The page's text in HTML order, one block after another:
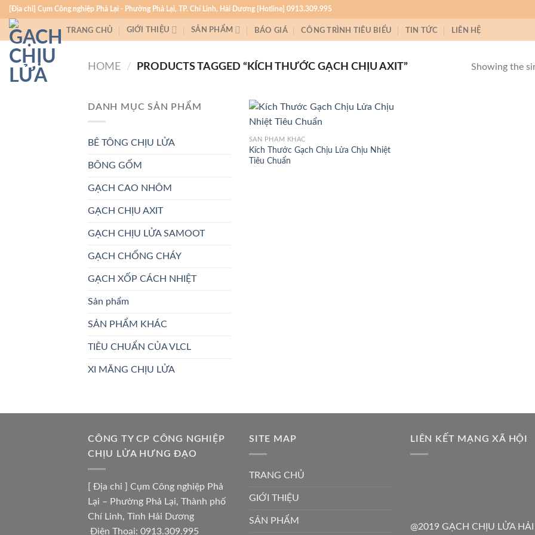
Skip
to
content
[Địa chỉ] Cụm Công nghiệp Phả Lại - Phường Phả Lại, TP. Chí Linh, Hải Dương [Hotline] 0913.309.995
TRANG CHỦ GIỚI THIỆU SẢN PHẨM BÁO GIÁ CÔNG TRÌNH TIÊU BIỂU TIN TỨC LIÊN HỆ
HOME / PRODUCTS TAGGED “KÍCH THƯỚC GẠCH CHỊU AXIT” Showing the
DANH MỤC SẢN PHẨM
BÊ TÔNG CHỊU LỬA
BÔNG GỐM
GẠCH CAO NHÔM
GẠCH CHỊU AXIT
GẠCH CHỊU LỬA SAMOOT
GẠCH CHỐNG CHÁY
GẠCH XỐP CÁCH NHIỆT
Sản phẩm
SẢN PHẨM KHÁC
TIÊU CHUẨN CỦA VLCL
XI MĂNG CHỊU LỬA
SẢN PHẨM KHÁC
Kích Thước Gạch Chịu Lửa Chịu Nhiệt
Tiêu Chuẩn
CÔNG TY CP CÔNG NGHIỆP
CHỊU LỬA HƯNG ĐẠO
[ Địa chỉ ] Cụm Công nghiệp Phả
Lại – Phường Phả Lại, Thành phố
Chí Linh, Tỉnh Hải Dương
Điện Thoại: 0913.309.995
SITE MAP
TRANG CHỦ
GIỚI THIỆU
SẢN PHẨM
LIÊN KẾT MẠNG XÃ HỘI
@2019 GẠCH CHỊU LỬA HẢI